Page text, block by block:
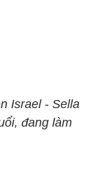
Israel - Sella
đang làm